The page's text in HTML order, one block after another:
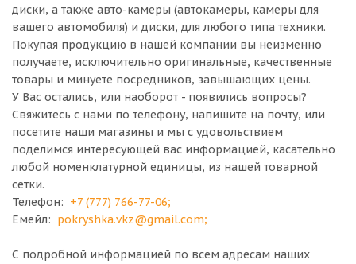
диски, а также авто-камеры (автокамеры, камеры для
вашего автомобиля) и диски, для любого типа техники.
Покупая продукцию в нашей компании вы неизменно
получаете, исключительно оригинальные, качественные
товары и минуете посредников, завышающих цены.
У Вас остались, или наоборот - появились вопросы?
Свяжитесь с нами по телефону, напишите на почту, или
посетите наши магазины и мы с удовольствием
поделимся интересующей вас информацией, касательно
любой номенклатурной единицы, из нашей товарной
сетки.
Телефон: +7 (777) 766-77-06;
Емейл: pokryshka.vkz@gmail.com;
С подробной информацией по всем адресам наших